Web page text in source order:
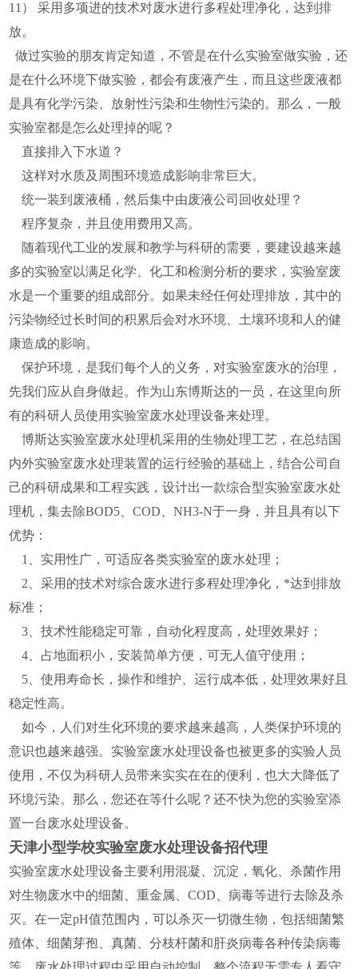
11） 采用多项进的技术对废水进行多程处理净化，达到排
放。
做过实验的朋友肯定知道，不管是在什么实验室做实验，还
是在什么环境下做实验，都会有废液产生，而且这些废液都
是具有化学污染、放射性污染和生物性污染的。那么，一般
实验室都是怎么处理掉的呢？
直接排入下水道？
这样对水质及周围环境造成影响非常巨大。
统一装到废液桶，然后集中由废液公司回收处理？
程序复杂，并且使用费用又高。
随着现代工业的发展和教学与科研的需要，要建设越来越
多的实验室以满足化学、化工和检测分析的要求，实验室废
水是一个重要的组成部分。如果未经任何处理排放，其中的
污染物经过长时间的积累后会对水环境、土壤环境和人的健
康造成的影响。
保护环境，是我们每个人的义务，对实验室废水的治理，
先我们应从自身做起。作为山东博斯达的一员，在这里向所
有的科研人员使用实验室废水处理设备来处理。
博斯达实验室废水处理机采用的生物处理工艺，在总结国
内外实验室废水处理装置的运行经验的基础上，结合公司自
己的科研成果和工程实践，设计出一款综合型实验室废水处
理机，集去除BOD5、COD、NH3-N于一身，并且具有以下
优势：
1、实用性广，可适应各类实验室的废水处理；
2、采用的技术对综合废水进行多程处理净化，*达到排放
标准；
3、技术性能稳定可靠，自动化程度高，处理效果好；
4、占地面积小，安装简单方便，可无人值守使用；
5、使用寿命长，操作和维护、运行成本低，处理效果好且
稳定性高。
如今，人们对生化环境的要求越来越高，人类保护环境的
意识也越来越强。实验室废水处理设备也被更多的实验人员
使用，不仅为科研人员带来实实在在的便利，也大大降低了
环境污染。那么，您还在等什么呢？还不快为您的实验室添
置一台废水处理设备。
天津小型学校实验室废水处理设备招代理
实验室废水处理设备主要利用混凝、沉淀，氧化、杀菌作用
对生物废水中的细菌、重金属、COD、病毒等进行去除及杀
灭。在一定pH值范围内，可以杀灭一切微生物，包括细菌繁
殖体、细菌芽孢、真菌、分枝杆菌和肝炎病毒各种传染病毒